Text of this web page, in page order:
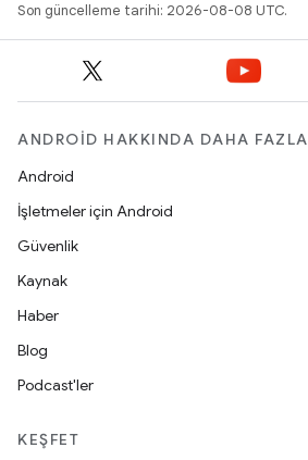
Son güncelleme tarihi: 2026-08-08 UTC.
ANDROID HAKKINDA DAHA FAZLA
Android
İşletmeler için Android
Güvenlik
Kaynak
Haber
Blog
Podcast'ler
KEŞFET